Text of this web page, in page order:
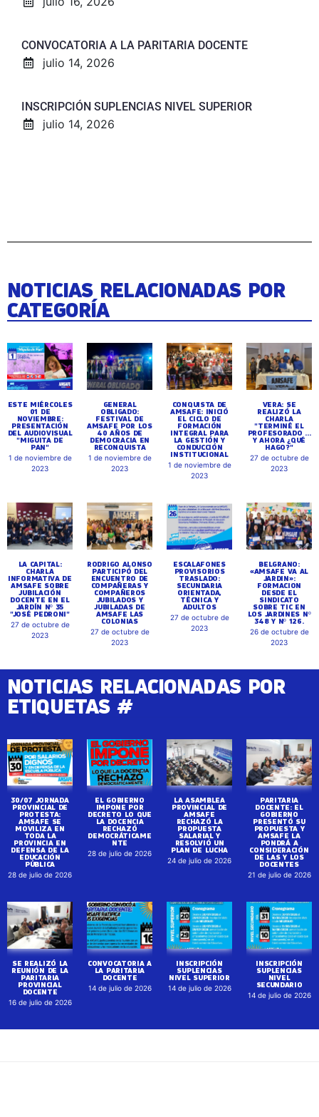
CONVOCATORIA A LA PARITARIA DOCENTE
julio 14, 2026
INSCRIPCIÓN SUPLENCIAS NIVEL SUPERIOR
julio 14, 2026
NOTICIAS RELACIONADAS POR
CATEGORÍA
ESTE MIÉRCOLES
01 DE
NOVIEMBRE:
PRESENTACIÓN
DEL AUDIOVISUAL
"MIGUITA DE
PAN"
1 de noviembre de
2023
GENERAL
OBLIGADO:
FESTIVAL DE
AMSAFE POR LOS
40 AÑOS DE
DEMOCRACIA EN
RECONQUISTA
1 de noviembre de
2023
CONQUISTA DE
AMSAFE: INICIÓ
EL CICLO DE
FORMACIÓN
INTEGRAL PARA
LA GESTIÓN Y
CONDUCCIÓN
INSTITUCIONAL
1 de noviembre de
2023
VERA: SE
REALIZÓ LA
CHARLA
"TERMINÉ EL
PROFESORADO ...
Y AHORA ¿QUÉ
HAGO?"
27 de octubre de
2023
LA CAPITAL:
CHARLA
INFORMATIVA DE
AMSAFE SOBRE
JUBILACIÓN
DOCENTE EN EL
JARDÍN Nº 35
"JOSÉ PEDRONI"
27 de octubre de
2023
RODRIGO ALONSO
PARTICIPÓ DEL
ENCUENTRO DE
COMPAÑERAS Y
COMPAÑEROS
JUBILADOS Y
JUBILADAS DE
AMSAFE LAS
COLONIAS
27 de octubre de
2023
ESCALAFONES
PROVISORIOS
TRASLADO:
SECUNDARIA
ORIENTADA,
TÉCNICA Y
ADULTOS
27 de octubre de
2023
BELGRANO:
«AMSAFE VA AL
JARDIN»:
FORMACION
DESDE EL
SINDICATO
SOBRE TIC EN
LOS JARDINES Nº
348 Y Nº 126.
26 de octubre de
2023
NOTICIAS RELACIONADAS POR
ETIQUETAS #
30/07 JORNADA
PROVINCIAL DE
PROTESTA:
AMSAFE SE
MOVILIZA EN
TODA LA
PROVINCIA EN
DEFENSA DE LA
EDUCACIÓN
PÚBLICA
28 de julio de 2026
EL GOBIERNO
IMPONE POR
DECRETO LO QUE
LA DOCENCIA
RECHAZÓ
DEMOCRÁTICAME
NTE
28 de julio de 2026
LA ASAMBLEA
PROVINCIAL DE
AMSAFE
RECHAZÓ LA
PROPUESTA
SALARIAL Y
RESOLVIÓ UN
PLAN DE LUCHA
24 de julio de 2026
PARITARIA
DOCENTE: EL
GOBIERNO
PRESENTÓ SU
PROPUESTA Y
AMSAFE LA
PONDRÁ A
CONSIDERACIÓN
DE LAS Y LOS
DOCENTES
21 de julio de 2026
SE REALIZÓ LA
REUNIÓN DE LA
PARITARIA
PROVINCIAL
DOCENTE
16 de julio de 2026
CONVOCATORIA A
LA PARITARIA
DOCENTE
14 de julio de 2026
INSCRIPCIÓN
SUPLENCIAS
NIVEL SUPERIOR
14 de julio de 2026
INSCRIPCIÓN
SUPLENCIAS
NIVEL
SECUNDARIO
14 de julio de 2026